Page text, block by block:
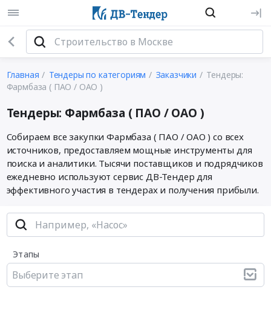
Главная Тендеры по категориям Заказчики
Тендеры:
Фармбаза ( ПАО / ОАО )
Тендеры: Фармбаза ( ПАО / ОАО )
Собираем все закупки Фармбаза ( ПАО / ОАО ) со всех
источников, предоставляем мощные инструменты для
поиска и аналитики. Тысячи поставщиков и подрядчиков
ежедневно используют сервис ДВ-Тендер для
эффективного участия в тендерах и получения прибыли.
Этапы
Выберите этап